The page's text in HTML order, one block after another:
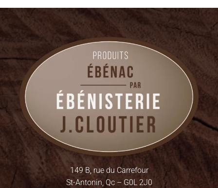
149 B, rue du Carrefour
St-Antonin, Qc – G0L 2J0